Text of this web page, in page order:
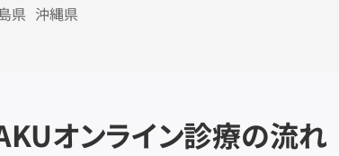
県 沖縄県
オンライン診療の流れ